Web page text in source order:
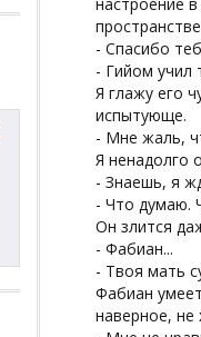
- Спасибо
- Гийом учил
Я глажу его
испытующе.
- Мне жаль,
Я ненадолго
- Знаешь, я
- Что думаю.
Он злится
- Фабиан...
- Твоя мать
Фабиан
наверное, не